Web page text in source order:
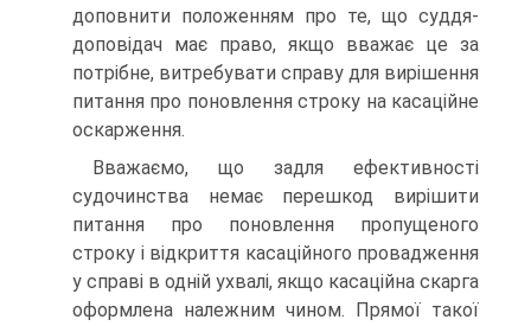
доповнити положенням про те, що суддя-
доповідач має право, якщо вважає це за
потрібне, витребувати справу для вирішення
питання про поновлення строку на касаційне
оскарження.
Вважаємо, що задля ефективності
судочинства немає перешкод вирішити
питання про поновлення пропущеного
строку і відкриття касаційного провадження
у справі в одній ухвалі, якщо касаційна скарга
оформлена належним чином. Прямої такої